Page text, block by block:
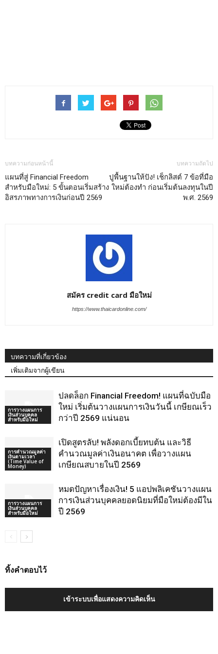
บทความก่อนหน้านี้
แผนที่สู่ Financial Freedom
สำหรับมือใหม่: 5 ขั้นตอนเริ่มสร้าง
อิสรภาพทางการเงินก่อนปี 2569
บทความถัดไป
ปูพื้นฐานให้ปัง! เช็กลิสต์ 7 ข้อที่มือ
ใหม่ต้องทำ ก่อนเริ่มต้นลงทุนในปี
พ.ศ. 2569
สมัคร credit card มือใหม่
https://www.thaicardonline.com/
บทความที่เกี่ยวข้อง
เพิ่มเติมจากผู้เขียน
การวางแผนการ
เงินส่วนบุคคล
สำหรับมือใหม่
ปลดล็อก Financial Freedom! แผนที่ฉบับมือ
ใหม่ เริ่มต้นวางแผนการเงินวันนี้ เกษียณเร็ว
กว่าปี 2569 แน่นอน
การคำนวณมูลค่า
เงินตามเวลา
(Time Value of
Money)
เปิดสูตรลับ! พลังดอกเบี้ยทบต้น และวิธี
คำนวณมูลค่าเงินอนาคต เพื่อวางแผน
เกษียณสบายในปี 2569
การวางแผนการ
เงินส่วนบุคคล
สำหรับมือใหม่
หมดปัญหาเรื่องเงิน! 5 แอปพลิเคชันวางแผน
การเงินส่วนบุคคลยอดนิยมที่มือใหม่ต้องมีใน
ปี 2569
ทิ้งคำตอบไว้
เข้าระบบเพื่อแสดงความคิดเห็น